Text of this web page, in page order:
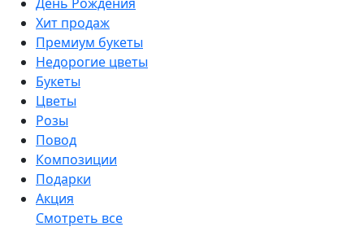
Хит продаж
Премиум букеты
Недорогие цветы
Букеты
Цветы
Розы
Повод
Композиции
Подарки
Акция
Смотреть все